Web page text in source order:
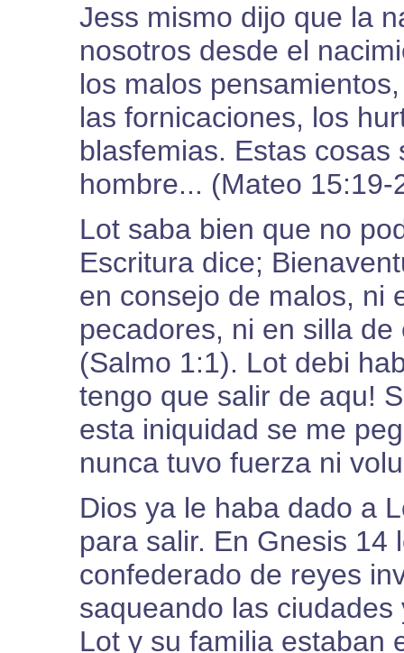
Jess mismo dijo que la
nosotros desde el
los malos
las fornicaciones, los
blasfemias. Estas
hombre... (Mateo 15:19-
Lot saba bien que no
Escritura dice;
en consejo de malos, ni
pecadores, ni en silla
(Salmo 1:1). Lot debi
tengo que salir de aqu!
esta iniquidad se me
nunca tuvo fuerza ni
Dios ya le haba dado a
para salir. En Gnesis 14
confederado de reyes
saqueando las
Lot y su familia estaban